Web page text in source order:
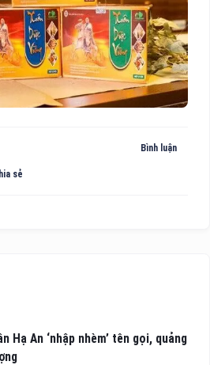
Bình luận
sẻ
Hạ An ‘nhập nhèm’ tên gọi, quảng